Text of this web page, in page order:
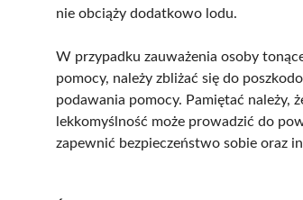
nie obciąży dodatkowo lodu.
W przypadku zauważenia osoby
pomocy, należy zbliżać się do
podawania pomocy. Pamiętać należy,
lekkomyślność może prowadzić do
zapewnić bezpieczeństwo sobie oraz